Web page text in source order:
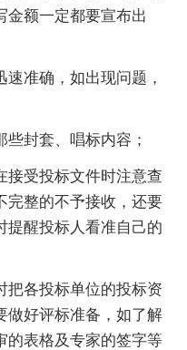
金额一定都要宣布出
准确，如出现问题，
封套、唱标内容；
受投标文件时注意查
完整的不予接收，还要
提醒投标人看准自己的
各投标单位的投标资
做好评标准备，如了解
的表格及专家的签字等